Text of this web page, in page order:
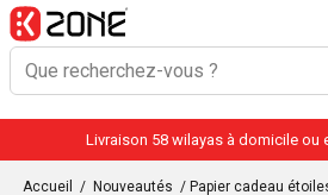
Livraison 58 wilayas à domicile ou
Accueil / Nouveautés / Papier cadeau